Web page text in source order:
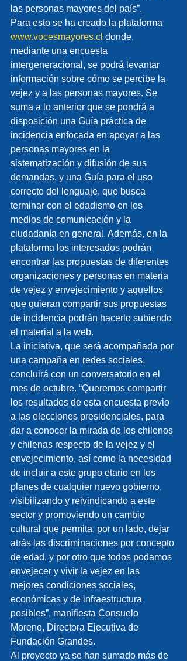
las personas mayores del país”.
Para esto se ha creado la plataforma
www.vocesmayores.cl donde,
mediante una encuesta
intergeneracional, se podrá levantar
información sobre cómo se percibe la
vejez y a las personas mayores. Se
suma a lo anterior que se pondrá a
disposición una Guía práctica de
incidencia enfocada en apoyar a las
personas mayores en la
sistematización y difusión de sus
demandas, y una Guía para el uso
correcto del lenguaje, que busca
terminar con el edadismo en los
medios de comunicación y la
ciudadanía en general. Además, en la
plataforma los interesados podrán
encontrar las propuestas de diferentes
organizaciones y personas en materia
de vejez y envejecimiento y aquellos
que quieran compartir sus propuestas
de incidencia podrán hacerlo subiendo
el material a la web.
La iniciativa, que será acompañada por
una campaña en redes sociales,
concluirá con un conversatorio en el
mes de octubre. “Queremos compartir
los resultados de esta encuesta previo
a las elecciones presidenciales, para
dar a conocer la mirada de los chilenos
y chilenas respecto de la vejez y el
envejecimiento, así como la necesidad
de incluir a este grupo etario en los
planes de cualquier nuevo gobierno,
visibilizando y reivindicando a este
sector y promoviendo un cambio
cultural que permita, por un lado, dejar
atrás las discriminaciones por concepto
de edad, y por otro que todos podamos
envejecer y vivir la vejez en las
mejores condiciones sociales,
económicas y de infraestructura
posibles”, manifiesta Consuelo
Moreno, Directora Ejecutiva de
Fundación Grandes.
Al proyecto ya se han sumado más de